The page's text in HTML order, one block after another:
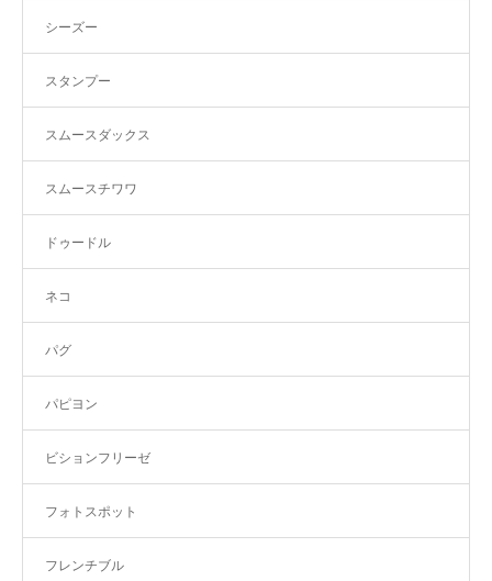
シーズー
スタンプー
スムースダックス
スムースチワワ
ドゥードル
ネコ
パグ
パピヨン
ビションフリーゼ
フォトスポット
フレンチブル